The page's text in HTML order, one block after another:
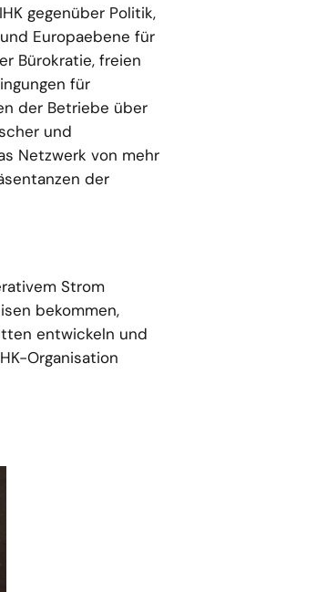
gegenüber Politik,
Europaebene für
Bürokratie, freien
für
der Betriebe über
und
Netzwerk von mehr
der
Strom
bekommen,
entwickeln und
Organisation